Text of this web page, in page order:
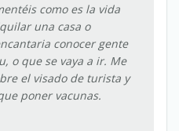
como es la vida
una casa o
conocer gente
o que se vaya a ir. Me
el visado de turista y
poner vacunas.